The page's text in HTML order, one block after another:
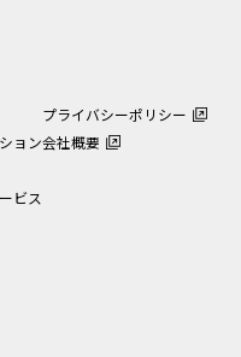
ョン
ビス
プライバシーポリシー
会社概要